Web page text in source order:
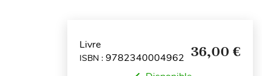
Livre
ISBN : 9782340004962 36,00 €